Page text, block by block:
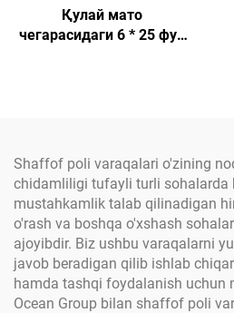
Қулай мато
чегарасидаги 6 * 25 фут
Shaffof poli varaqalari o'zining
chidamliligi tufayli turli sohalarda
mustahkamlik talab qilinadigan
o'rash va boshqa o'xshash
ajoyibdir. Biz ushbu varaqalarni
javob beradigan qilib ishlab
hamda tashqi foydalanish uchun
Ocean Group bilan shaffof poli